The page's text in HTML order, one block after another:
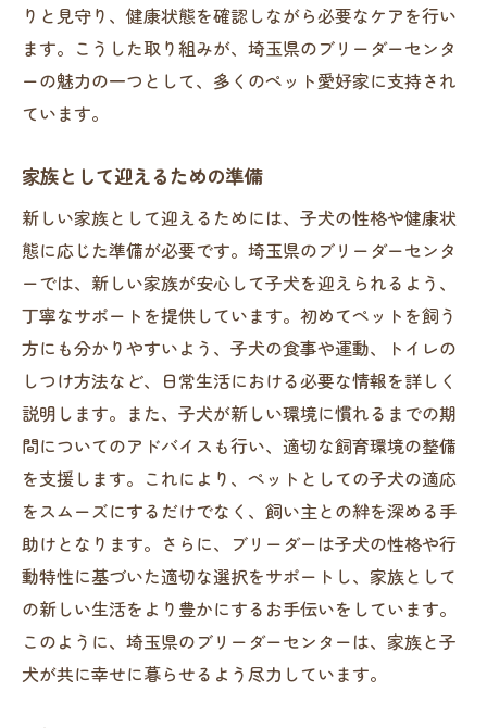
新しい家族として迎えるための準備
新たなペット選びの視点を提供するブリーダー
の役割
ブリーダーからのアドバイスの活用
健康的な生活を支えるための情報
ペットの成長に寄り添う心構え
飼い主としての責任を理解する
新しい視点で楽しむペットライフ
埼玉県のブリーダーセンターでの体験がもたら
す安心感
実際に体験することで得られる安心感
施設の清潔さと設備の充実
スタッフの専門性と親切さ
子犬の健康状態を確認する機会
見学後のフォローアップ体制
安心してペットを迎えられる理由
りと見守り、健康状態を確認しながら必要なケアを行い
ます。こうした取り組みが、埼玉県のブリーダーセンタ
ーの魅力の一つとして、多くのペット愛好家に支持され
ています。
家族として迎えるための準備
新しい家族として迎えるためには、子犬の性格や健康状
態に応じた準備が必要です。埼玉県のブリーダーセンタ
ーでは、新しい家族が安心して子犬を迎えられるよう、
丁寧なサポートを提供しています。初めてペットを飼う
方にも分かりやすいよう、子犬の食事や運動、トイレの
しつけ方法など、日常生活における必要な情報を詳しく
説明します。また、子犬が新しい環境に慣れるまでの期
間についてのアドバイスも行い、適切な飼育環境の整備
を支援します。これにより、ペットとしての子犬の適応
をスムーズにするだけでなく、飼い主との絆を深める手
助けとなります。さらに、ブリーダーは子犬の性格や行
動特性に基づいた適切な選択をサポートし、家族として
の新しい生活をより豊かにするお手伝いをしています。
このように、埼玉県のブリーダーセンターは、家族と子
犬が共に幸せに暮らせるよう尽力しています。